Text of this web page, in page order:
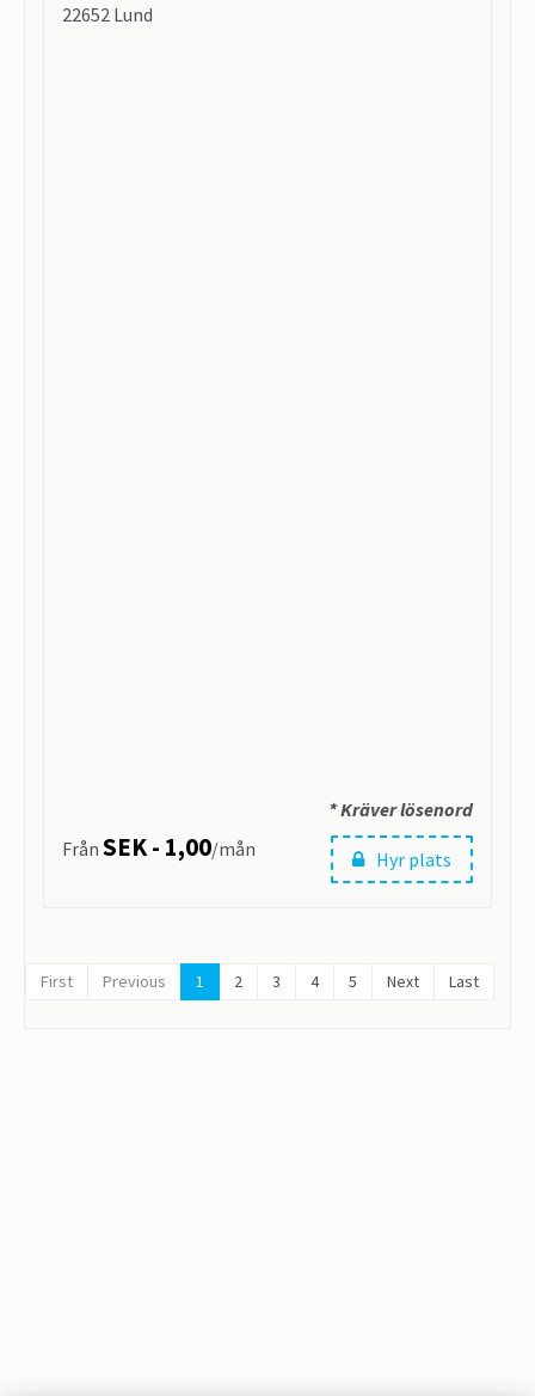
22652 Lund
* Kräver lösenord
Hyr plats
Från SEK - 1,00/mån
First Previous 1 2 3 4 5 Next Last